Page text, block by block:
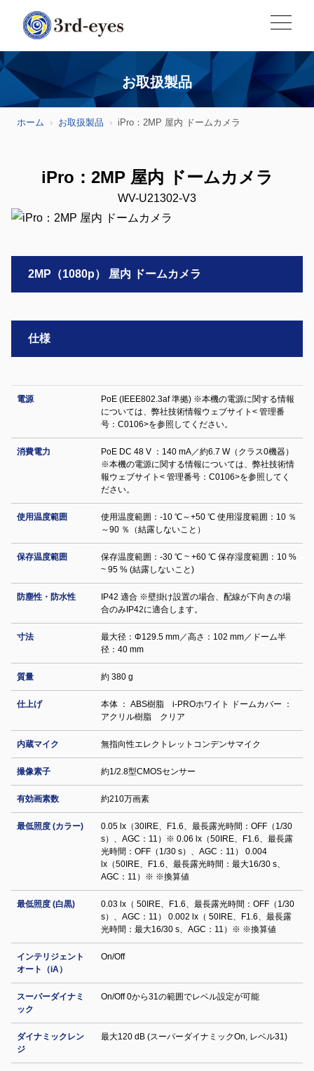
お取扱製品
ホーム お取扱製品 iPro：2MP 屋内 ドームカメラ
iPro：2MP 屋内 ドームカメラ
WV-U21302-V3
2MP（1080p） 屋内 ドームカメラ
仕様
電源
PoE (IEEE802.3af 準拠) ※本機の電源に関する情報
については、弊社技術情報ウェブサイト< 管理番
号：C0106>を参照してください。
消費電力
PoE DC 48 V ：140 mA／約6.7 W（クラス0機器）
※本機の電源に関する情報については、弊社技術情
報ウェブサイト< 管理番号：C0106>を参照してく
ださい。
使用温度範囲
使用温度範囲：-10 ℃～+50 ℃ 使用湿度範囲：10 ％
～90 ％（結露しないこと）
保存温度範囲
保存温度範囲：-30 ℃ ~ +60 ℃ 保存湿度範囲：10 %
~ 95 % (結露しないこと)
防塵性・防水性
IP42 適合 ※壁掛け設置の場合、配線が下向きの場
合のみIP42に適合します。
寸法
最大径：Φ129.5 mm／高さ：102 mm／ドーム半
径：40 mm
質量 約 380 g
仕上げ
本体 ： ABS樹脂 i-PROホワイト ドームカバー ：
アクリル樹脂 クリア
内蔵マイク 無指向性エレクトレットコンデンサマイク
撮像素子 約1/2.8型CMOSセンサー
有効画素数 約210万画素
最低照度 (カラー)
0.05 lx（30IRE、F1.6、最長露光時間：OFF（1/30
s）、AGC：11）※ 0.06 lx（50IRE、F1.6、最長露
光時間：OFF（1/30 s）、AGC：11） 0.004
lx（50IRE、F1.6、最長露光時間：最大16/30 s、
AGC：11）※ ※換算値
最低照度 (白黒)
0.03 lx（ 50IRE、F1.6、最長露光時間：OFF（1/30
s）、AGC：11） 0.002 lx（ 50IRE、F1.6、最長露
光時間：最大16/30 s、AGC：11）※ ※換算値
インテリジェント
オート（iA）
On/Off
スーパーダイナミ
ック
On/Off 0から31の範囲でレベル設定が可能
ダイナミックレン
ジ
最大120 dB (スーパーダイナミックOn, レベル31)